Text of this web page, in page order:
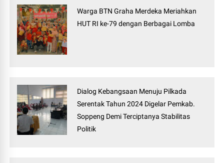
Warga BTN Graha Merdeka Meriahkan
HUT RI ke-79 dengan Berbagai Lomba
Dialog Kebangsaan Menuju Pilkada
Serentak Tahun 2024 Digelar Pemkab.
Soppeng Demi Terciptanya Stabilitas
Politik